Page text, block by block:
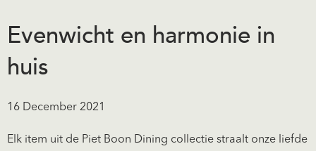
Evenwicht en harmonie in
huis
16 December 2021
Elk item uit de Piet Boon Dining collectie straalt onze liefde